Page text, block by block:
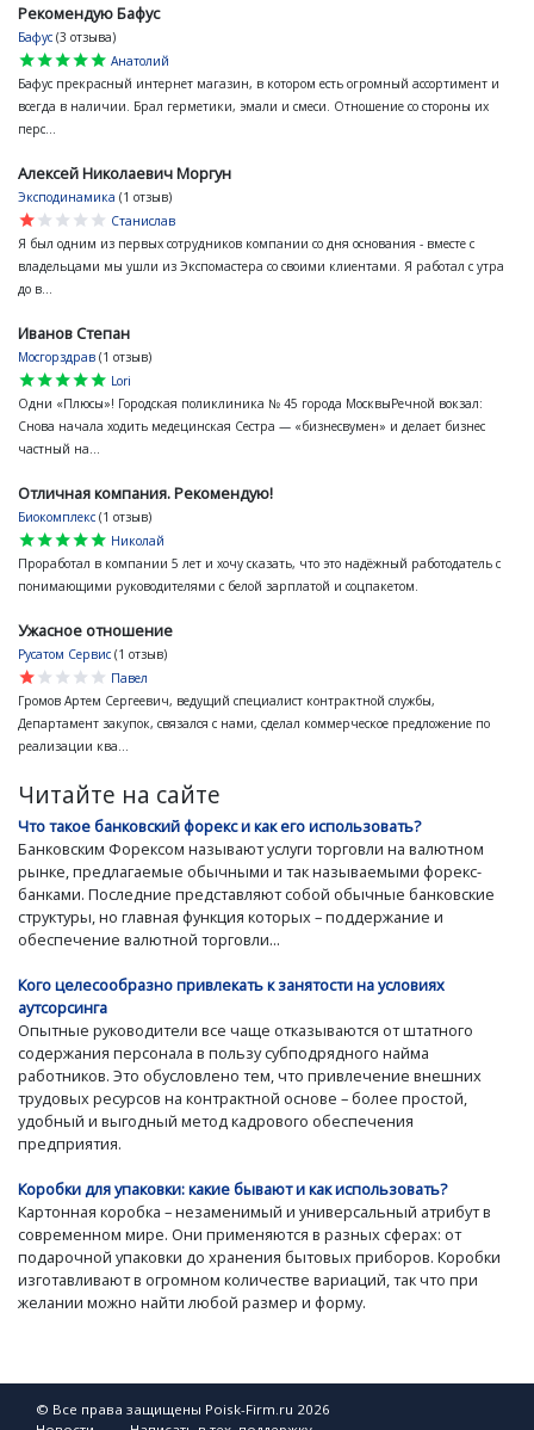
Рекомендую Бафус
Бафус (3 отзыва)
star
star
star
star
star
Анатолий
Бафус прекрасный интернет магазин, в котором есть огромный ассортимент и
всегда в наличии. Брал герметики, эмали и смеси. Отношение со стороны их
перс...
Алексей Николаевич Моргун
Эксподинамика (1 отзыв)
star
star
star
star
star
Станислав
Я был одним из первых сотрудников компании со дня основания - вместе с
владельцами мы ушли из Экспомастера со своими клиентами. Я работал с утра
до в...
Иванов Степан
Мосгорздрав (1 отзыв)
star
star
star
star
star
Lori
Одни «Плюсы»! Городская поликлиника № 45 города МосквыРечной вокзал:
Снова начала ходить медецинская Сестра — «бизнесвумен» и делает бизнес
частный на...
Отличная компания. Рекомендую!
Биокомплекс (1 отзыв)
star
star
star
star
star
Николай
Проработал в компании 5 лет и хочу сказать, что это надёжный работодатель с
понимающими руководителями с белой зарплатой и соцпакетом.
Ужасное отношение
Русатом Сервис (1 отзыв)
star
star
star
star
star
Павел
Громов Артем Сергеевич, ведущий специалист контрактной службы,
Департамент закупок, связался с нами, сделал коммерческое предложение по
реализации ква...
Читайте на сайте
Что такое банковский форекс и как его использовать?
Банковским Форексом называют услуги торговли на валютном
рынке, предлагаемые обычными и так называемыми форекс-
банками. Последние представляют собой обычные банковские
структуры, но главная функция которых – поддержание и
обеспечение валютной торговли...
Кого целесообразно привлекать к занятости на условиях
аутсорсинга
Опытные руководители все чаще отказываются от штатного
содержания персонала в пользу субподрядного найма
работников. Это обусловлено тем, что привлечение внешних
трудовых ресурсов на контрактной основе – более простой,
удобный и выгодный метод кадрового обеспечения
предприятия.
Коробки для упаковки: какие бывают и как использовать?
Картонная коробка – незаменимый и универсальный атрибут в
современном мире. Они применяются в разных сферах: от
подарочной упаковки до хранения бытовых приборов. Коробки
изготавливают в огромном количестве вариаций, так что при
желании можно найти любой размер и форму.
© Все права защищены Poisk-Firm.ru 2026